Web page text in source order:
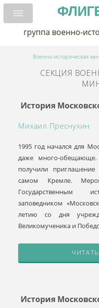
группа военно-
Военно-историческая
CЕКЦИЯ
История
Михаил Преснухин
1995 год начался для
даже много-
получили
самом Кремле.
Государственным
заповедником
летию со дня
Великомученика и
История